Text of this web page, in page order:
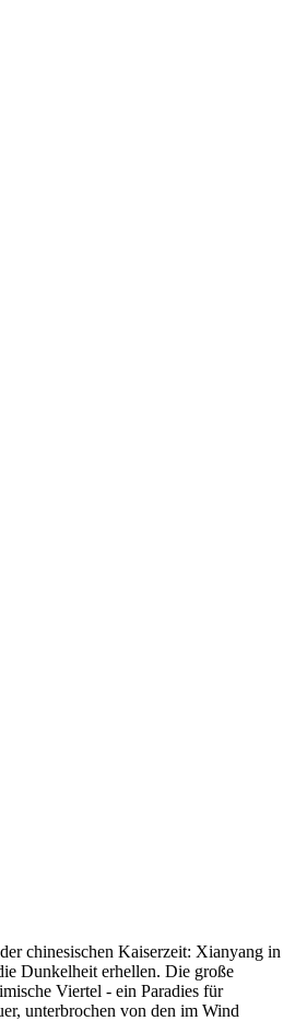
chinesischen Kaiserzeit: Xianyang in
Dunkelheit erhellen. Die große
Viertel - ein Paradies für
unterbrochen von den im Wind